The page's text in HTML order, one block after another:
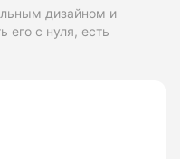
дизайном и
его с нуля, есть